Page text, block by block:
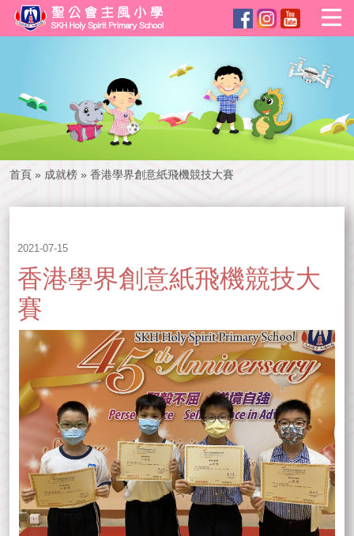
首頁 » 成就榜 » 香港學界創意紙飛機競技大賽
2021-07-15
香港學界創意紙飛機競技大
賽